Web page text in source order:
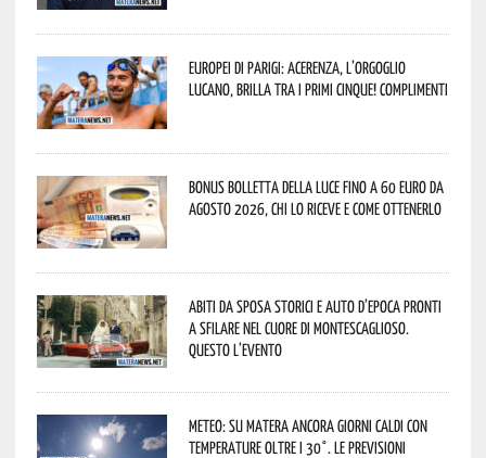
Europei di Parigi: Acerenza, l’orgoglio
lucano, brilla tra i primi cinque! Complimenti
Bonus bolletta della luce fino a 60 euro da
agosto 2026, chi lo riceve e come ottenerlo
Abiti da sposa storici e auto d’epoca pronti
a sfilare nel cuore di Montescaglioso.
Questo l’evento
Meteo: su Matera ancora giorni caldi con
temperature oltre i 30°. Le previsioni